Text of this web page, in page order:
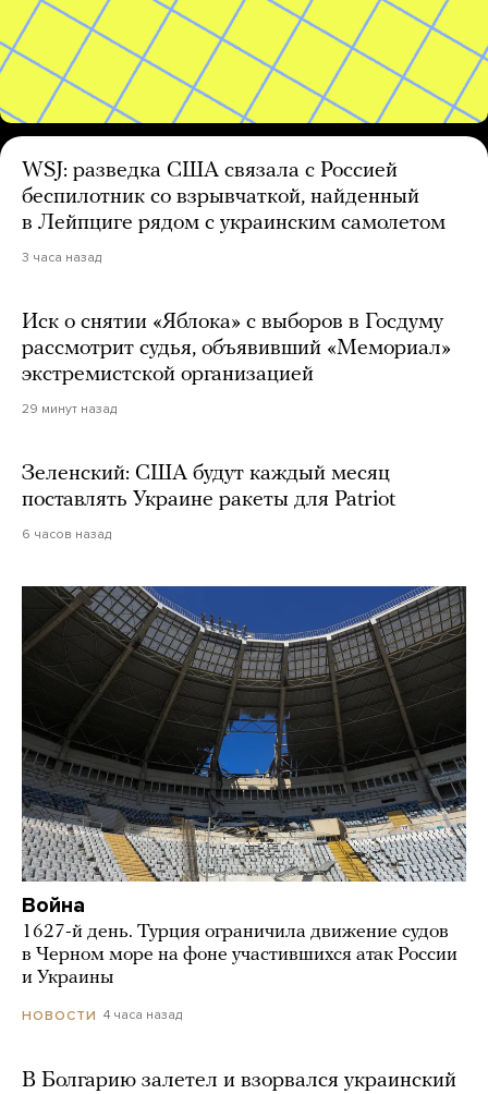
WSJ: разведка США связала с Россией
беспилотник со взрывчаткой, найденный
в Лейпциге рядом с украинским самолетом
3 часа назад
Иск о снятии «Яблока» с выборов в Госдуму
рассмотрит судья, объявивший «Мемориал»
экстремистской организацией
29 минут назад
Зеленский: США будут каждый месяц
поставлять Украине ракеты для Patriot
6 часов назад
Война
1627-й день. Турция ограничила движение судов
в Черном море на фоне участившихся атак России
и Украины
НОВОСТИ 4 часа назад
В Болгарию залетел и взорвался украинский